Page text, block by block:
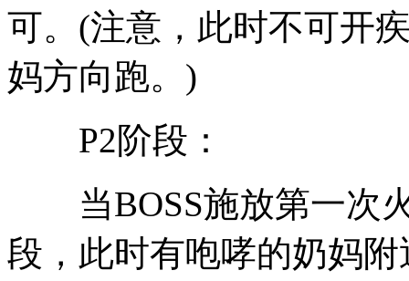
可。(注意，此时不可开
妈方向跑。)
P2阶段：
当BOSS施放第一次火
段，此时有咆哮的奶妈